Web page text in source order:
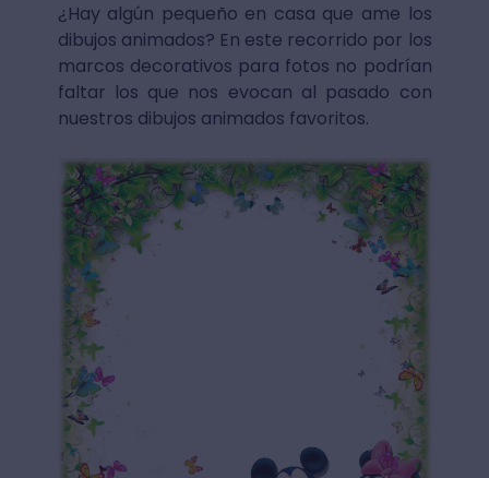
¿Hay algún pequeño en casa que ame los
dibujos animados? En este recorrido por los
marcos decorativos para fotos no podrían
faltar los que nos evocan al pasado con
nuestros dibujos animados favoritos.